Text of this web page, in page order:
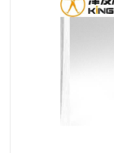
行为观察与表
神经营销与消